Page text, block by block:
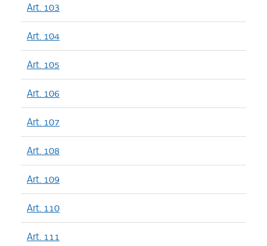
Art. 103
Art. 104
Art. 105
Art. 106
Art. 107
Art. 108
Art. 109
Art. 110
Art. 111